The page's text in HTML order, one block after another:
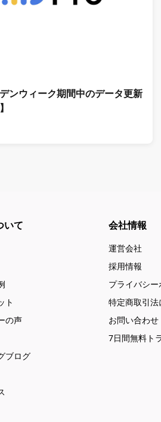
デンウィーク期間中のデータ更新
いて
ト
の声
ブログ
会社情報
運営会社
採用情報
プライバシー
特定商取引
お問い合わせ
7日間無料ト